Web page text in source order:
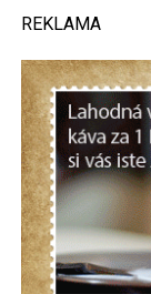
REKLAMA